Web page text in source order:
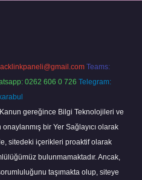
Teams:
0262 606 0 726 Telegram:
gereğince Bilgi Teknolojileri ve
bir Yer Sağlayıcı olarak
sitedeki içerikleri proaktif olarak
bulunmamaktadır. Ancak,
taşımakta olup, siteye